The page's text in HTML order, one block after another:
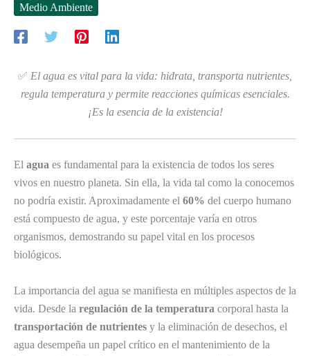
Medio Ambiente
✅ El agua es vital para la vida: hidrata, transporta nutrientes,
regula temperatura y permite reacciones químicas esenciales.
¡Es la esencia de la existencia!
El agua es fundamental para la existencia de todos los seres
vivos en nuestro planeta. Sin ella, la vida tal como la conocemos
no podría existir. Aproximadamente el 60% del cuerpo humano
está compuesto de agua, y este porcentaje varía en otros
organismos, demostrando su papel vital en los procesos
biológicos.
La importancia del agua se manifiesta en múltiples aspectos de la
vida. Desde la regulación de la temperatura corporal hasta la
transportación de nutrientes y la eliminación de desechos, el
agua desempeña un papel crítico en el mantenimiento de la